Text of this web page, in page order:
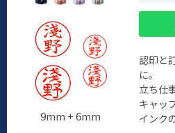
9mm + 6mm
認印と
に。
立ち仕
キャッ
インク